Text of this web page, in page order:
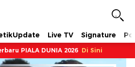
Live TV Signature
PIALA DUNIA 2026 Di Sini